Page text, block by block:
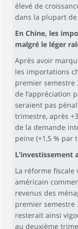
élevé de
dans la plupart de
En Chine, les
malgré le léger
Après avoir
les importations
premier semestre
de l’appréciation
seraient pas
trimestre, après
de la demande
peine (+1,5 % par
L’investissement
La réforme fiscale
américain
revenus des
premier semestre
resterait ainsi
au deuxième